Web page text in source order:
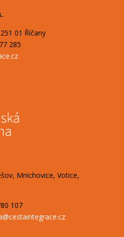
01 Říčany
285
Mnichovice, Votice,
107
cestaintegrace.cz